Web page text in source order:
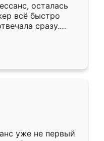
осталась
всё быстро
сразу.
подошёл к
Собрали
аккуратно, даже
уже не первый